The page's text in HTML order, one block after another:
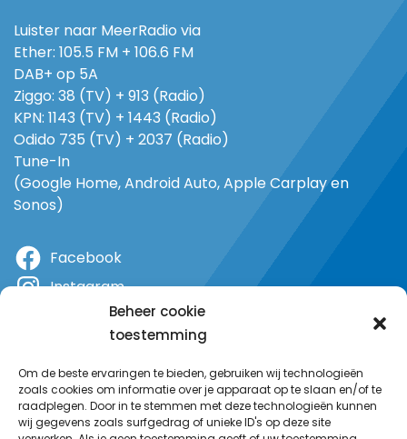
Beheer cookie
toestemming
Om de beste ervaringen te bieden, gebruiken wij technologieën
zoals cookies om informatie over je apparaat op te slaan en/of te
raadplegen. Door in te stemmen met deze technologieën kunnen
wij gegevens zoals surfgedrag of unieke ID's op deze site
Luister naar MeerRadio via
Ether: 105.5 FM + 106.6 FM
DAB+ op 5A
Ziggo: 38 (TV) + 913 (Radio)
KPN: 1143 (TV) + 1443 (Radio)
Odido 735 (TV) + 2037 (Radio)
Tune-In
(Google Home, Android Auto, Apple Carplay en
Sonos)
Facebook
Instagram
YouTube